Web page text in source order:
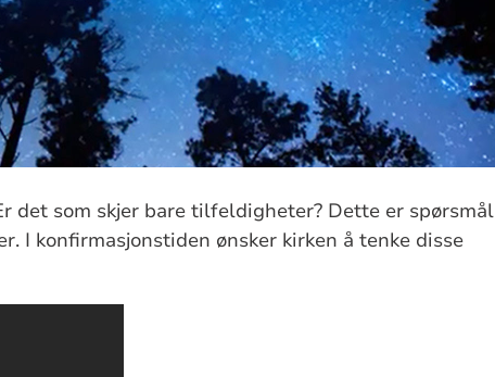
det som skjer bare tilfeldigheter? Dette er spørsmål
I konfirmasjonstiden ønsker kirken å tenke disse